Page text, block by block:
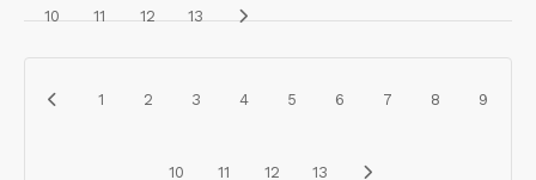
10 11 12 13
1 2 3 4 5 6 7 8 9
10 11 12 13